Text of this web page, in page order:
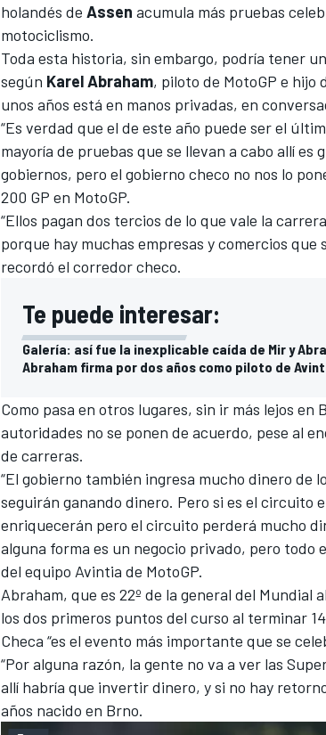
MÁS CATEGORÍAS
holandés de Assen acumula más pruebas
motociclismo.
Toda esta historia, sin embargo, podría tener
según Karel Abraham, piloto de MotoGP e
unos años está en manos privadas, en
“Es verdad que el de este año puede ser el
mayoría de pruebas que se llevan a cabo allí
gobiernos, pero el gobierno checo no nos lo
200 GP en MotoGP.
“Ellos pagan dos tercios de lo que vale la
porque hay muchas empresas y comercios
recordó el corredor checo.
Te puede interesar:
Galería: así fue la inexplicable caída de Mir y
Abraham firma por dos años como piloto de
Como pasa en otros lugares, sin ir más lejos en
autoridades no se ponen de acuerdo, pese al
de carreras.
“El gobierno también ingresa mucho dinero de
seguirán ganando dinero. Pero si es el circuito
enriquecerán pero el circuito perderá mucho
alguna forma es un negocio privado, pero todo
del equipo Avintia de MotoGP.
Abraham, que es 22º de la general del Mundial
los dos primeros puntos del curso al terminar
Checa “es el evento más importante que se
“Por alguna razón, la gente no va a ver las
allí habría que invertir dinero, y si no hay
años nacido en Brno.